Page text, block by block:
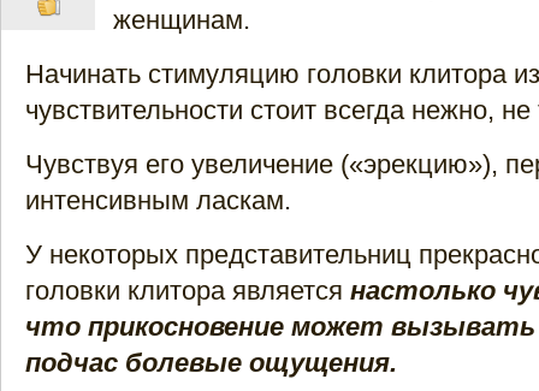
женщинам.
Начинать стимуляцию головки клитора
чувствительности стоит всегда нежно,
Чувствуя его увеличение («эрекцию»),
интенсивным ласкам.
У некоторых представительниц
головки клитора является настолько
что прикосновение может
подчас болевые ощущения.